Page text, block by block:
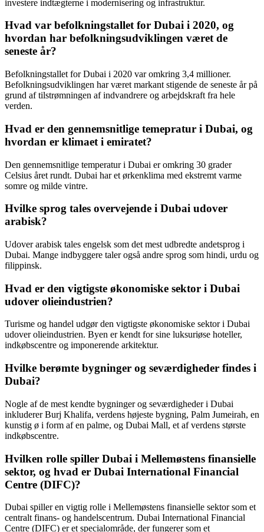
investere indtægterne i modernisering og infrastruktur.
Hvad var befolkningstallet for Dubai i 2020, og
hvordan har befolkningsudviklingen været de
seneste år?
Befolkningstallet for Dubai i 2020 var omkring 3,4 millioner.
Befolkningsudviklingen har været markant stigende de seneste år på
grund af tilstrømningen af indvandrere og arbejdskraft fra hele
verden.
Hvad er den gennemsnitlige temepratur i Dubai, og
hvordan er klimaet i emiratet?
Den gennemsnitlige temperatur i Dubai er omkring 30 grader
Celsius året rundt. Dubai har et ørkenklima med ekstremt varme
somre og milde vintre.
Hvilke sprog tales overvejende i Dubai udover
arabisk?
Udover arabisk tales engelsk som det mest udbredte andetsprog i
Dubai. Mange indbyggere taler også andre sprog som hindi, urdu og
filippinsk.
Hvad er den vigtigste økonomiske sektor i Dubai
udover olieindustrien?
Turisme og handel udgør den vigtigste økonomiske sektor i Dubai
udover olieindustrien. Byen er kendt for sine luksuriøse hoteller,
indkøbscentre og imponerende arkitektur.
Hvilke berømte bygninger og seværdigheder findes i
Dubai?
Nogle af de mest kendte bygninger og seværdigheder i Dubai
inkluderer Burj Khalifa, verdens højeste bygning, Palm Jumeirah, en
kunstig ø i form af en palme, og Dubai Mall, et af verdens største
indkøbscentre.
Hvilken rolle spiller Dubai i Mellemøstens finansielle
sektor, og hvad er Dubai International Financial
Centre (DIFC)?
Dubai spiller en vigtig rolle i Mellemøstens finansielle sektor som et
centralt finans- og handelscentrum. Dubai International Financial
Centre (DIFC) er et specialområde, der fungerer som et